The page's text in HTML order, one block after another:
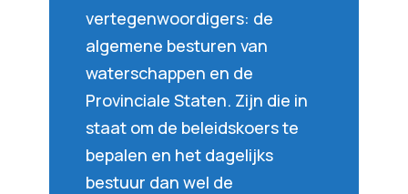
vertegenwoordigers: de
algemene besturen van
waterschappen en de
Provinciale Staten. Zijn die in
staat om de beleidskoers te
bepalen en het dagelijks
bestuur dan wel de